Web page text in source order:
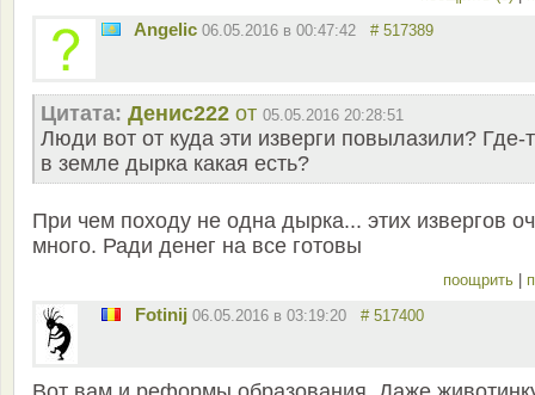
Angelic 06.05.2016 в 00:47:42 # 517389
Цитата: Денис222 от 05.05.2016 20:28:51
Люди вот от куда эти изверги повылазили? Где-
в земле дырка какая есть?
При чем походу не одна дырка... этих извергов
много. Ради денег на все готовы
поощрить
Fotinij 06.05.2016 в 03:19:20 # 517400